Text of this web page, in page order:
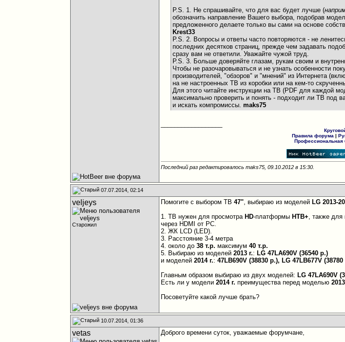
P.S. 1. Не спрашивайте, что для вас будет лучше (
обозначить направление Вашего выбора, подобрав
предложенного делаете только вы сами на основе
Krest33
P.S. 2. Вопросы и ответы часто повторяются - не
последних десятков страниц, прежде чем задавать
сразу вам не ответили. Уважайте чужой труд.
P.S. 3. Больше доверяйте глазам, рукам своим и
Чтобы не разочаровываться и не узнать особенности
производителей, "обзоров" и "мнений" из Интернета
на не настроенных ТВ из коробки или на кем-то
Для этого читайте инструкции на ТВ (PDF для каждой
максимально проверить и понять - подходит ли ТВ под
и искать компромиссы.maks75
Правила форума |
Профессиональная
Последний раз редактировалось maks75, 09.10.2012 в 15:30
07.07.2014, 02:14
veljeys
Старожил
Помогите с выбором ТВ47", выбираю из моделей LG 2013-
1. ТВ нужен для просмотра HD-платформы НТВ+, также для
через HDMI от PC.
2. ЖК LCD (LED).
3. Расстояние 3-4 метра
4. около до38 т.р. максимум40 т.р.
5. Выбираю из моделей2013 г.: LG 47LA690V (36540 p.)
и моделей2014 г.:47LB690V (38830 р.), LG 47LB677V
Главным образом выбираю из двух моделей: LG 47LA690V
Есть ли у модели2014 г. преимущества перед моделью
Посоветуйте какой лучше брать?
10.07.2014, 01:36
vetas
Доброго времени суток, уважаемые форумчане,